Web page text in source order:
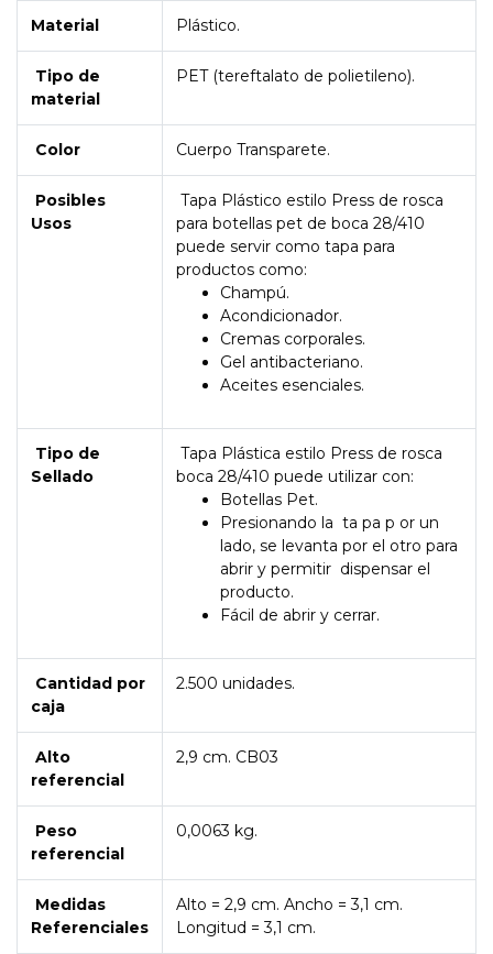
Material Plástico.
Tipo de
material
PET (tereftalato de polietileno).
Color Cuerpo Transparete.
Posibles
Usos
Tapa Plástico estilo Press de rosca
para botellas pet de boca 28/410
puede servir como tapa para
productos como:
Champú.
Acondicionador.
Cremas corporales.
Gel antibacteriano.
Aceites esenciales.
Tipo de
Sellado
Tapa Plástica estilo Press de rosca
boca 28/410 puede utilizar con:
Botellas Pet.
Presionando la ta pa p or un
lado, se levanta por el otro para
abrir y permitir dispensar el
producto.
Fácil de abrir y cerrar.
Cantidad por
caja
2.500 unidades.
Alto
referencial
2,9 cm. CB03
Peso
referencial
0,0063 kg.
Medidas
Referenciales
Alto = 2,9 cm. Ancho = 3,1 cm.
Longitud = 3,1 cm.